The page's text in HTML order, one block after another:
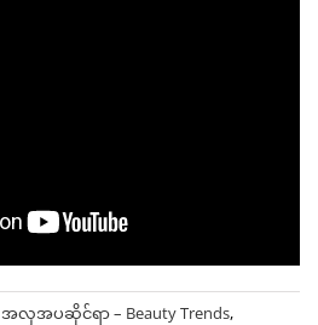
အလှအပဆိုင်ရာ – Beauty Trends,